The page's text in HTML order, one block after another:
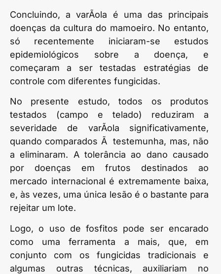
Concluindo, a varÃ­ola é uma das principais
doenças da cultura do mamoeiro. No entanto,
só recentemente iniciaram-se estudos
epidemiológicos sobre a doença, e
começaram a ser testadas estratégias de
controle com diferentes fungicidas.
No presente estudo, todos os produtos
testados (campo e telado) reduziram a
severidade de varÃ­ola significativamente,
quando comparados Ã testemunha, mas, não
a eliminaram. A tolerância ao dano causado
por doenças em frutos destinados ao
mercado internacional é extremamente baixa,
e, às vezes, uma única lesão é o bastante para
rejeitar um lote.
Logo, o uso de fosfitos pode ser encarado
como uma ferramenta a mais, que, em
conjunto com os fungicidas tradicionais e
algumas outras técnicas, auxiliariam no